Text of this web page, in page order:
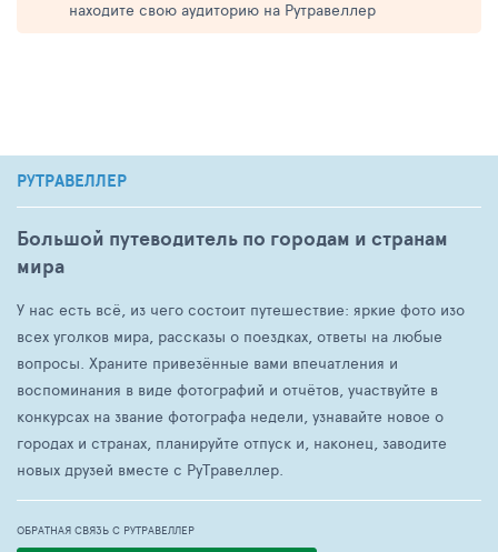
находите свою аудиторию на Рутравеллер
РУТРАВЕЛЛЕР
Большой путеводитель по городам и странам
мира
У нас есть всё, из чего состоит путешествие: яркие фото изо
всех уголков мира, рассказы о поездках, ответы на любые
вопросы. Храните привезённые вами впечатления и
воспоминания в виде фотографий и отчётов, участвуйте в
конкурсах на звание фотографа недели, узнавайте новое о
городах и странах, планируйте отпуск и, наконец, заводите
новых друзей вместе с РуТравеллер.
ОБРАТНАЯ СВЯЗЬ С РУТРАВЕЛЛЕР